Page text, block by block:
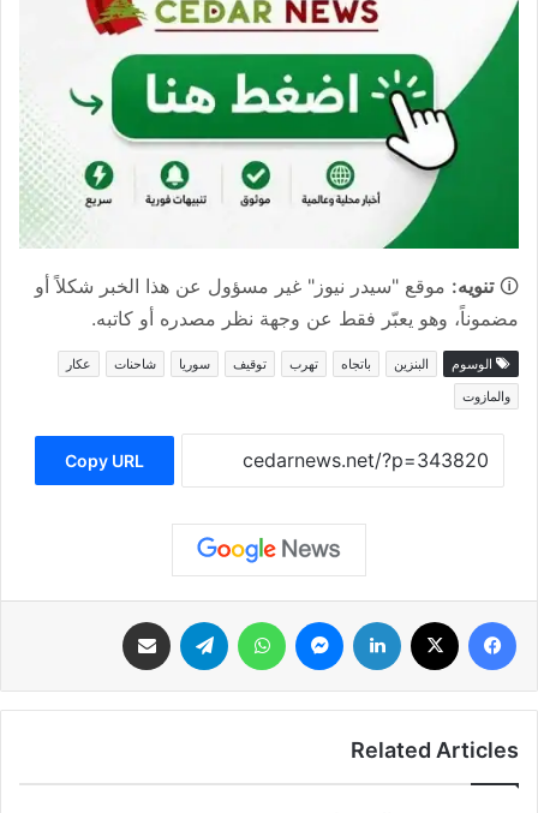
🛈تنويه: موقع "سيدر نيوز" غير مسؤول عن هذا الخبر شكلاً أو
مضموناً، وهو يعبّر فقط عن وجهة نظر مصدره أو كاتبه.
الوسوم البنزين باتجاه تهرب توقيف سوريا شاحنات
عكار
والمازوت
Copy URL
فيسبوك لينكدإن ماسنجر واتساب تيلقرام
Related Articles